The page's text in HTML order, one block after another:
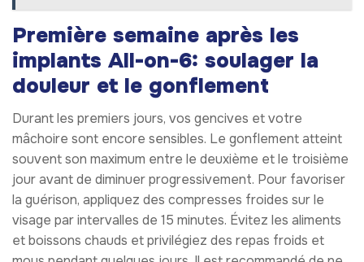
Première semaine après les
implants All-on-6: soulager la
douleur et le gonflement
Durant les premiers jours, vos gencives et votre
mâchoire sont encore sensibles. Le gonflement atteint
souvent son maximum entre le deuxième et le troisième
jour avant de diminuer progressivement. Pour favoriser
la guérison, appliquez des compresses froides sur le
visage par intervalles de 15 minutes. Évitez les aliments
et boissons chauds et privilégiez des repas froids et